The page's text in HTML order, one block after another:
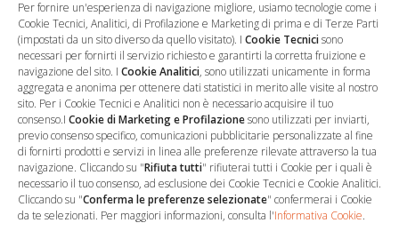
Per fornire un'esperienza di navigazione migliore, usiamo tecnologie come i
Cookie Tecnici, Analitici, di Profilazione e Marketing di prima e di Terze Parti
(impostati da un sito diverso da quello visitato). I Cookie Tecnicisono
necessari per fornirti il servizio richiesto e garantirti la corretta fruizione e
navigazione del sito. I Cookie Analitici, sono utilizzati unicamente in forma
aggregata e anonima per ottenere dati statistici in merito alle visite al nostro
sito. Per i Cookie Tecnici e Analitici non è necessario acquisire il tuo
consenso.I Cookie di Marketing e Profilazionesono utilizzati per inviarti,
previo consenso specifico, comunicazioni pubblicitarie personalizzate al fine
di fornirti prodotti e servizi in linea alle preferenze rilevate attraverso la tua
navigazione. Cliccando su "Rifiuta tutti" rifiuterai tutti i Cookie per i quali è
necessario il tuo consenso, ad esclusione dei Cookie Tecnici e Cookie Analitici.
Cliccando su "Conferma le preferenze selezionate" confermerai i Cookie
da te selezionati. Per maggiori informazioni, consulta l'Informativa Cookie.
… Sede Operativa
via Marco Decumio, 19 -
Roma